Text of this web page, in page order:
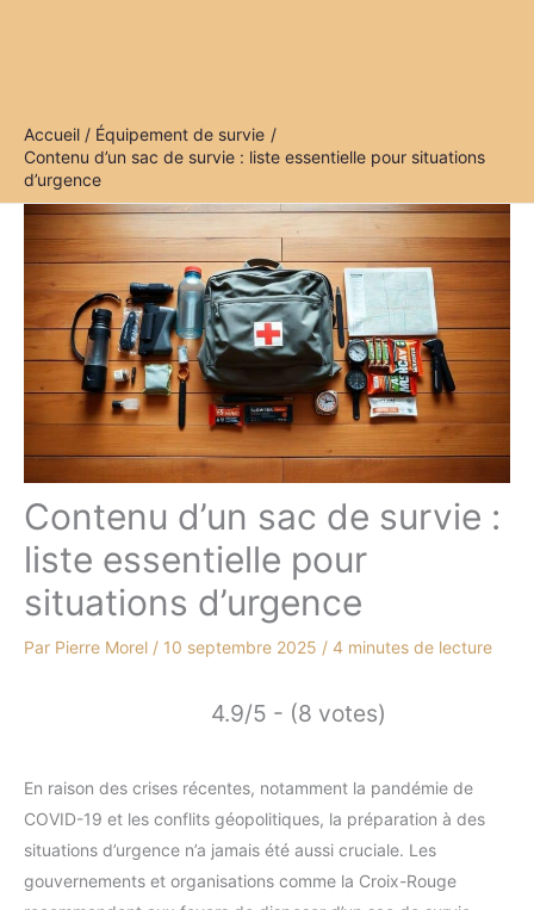
Accueil
Équipement de survie
Contenu d’un sac de survie : liste essentielle pour situations
d’urgence
Contenu d’un sac de survie :
liste essentielle pour
situations d’urgence
Par Pierre Morel / 10 septembre 2025 / 4 minutes de lecture
4.9/5 - (8 votes)
En raison des crises récentes, notamment la pandémie de
COVID-19 et les conflits géopolitiques, la préparation à des
situations d’urgence n’a jamais été aussi cruciale. Les
gouvernements et organisations comme la Croix-Rouge